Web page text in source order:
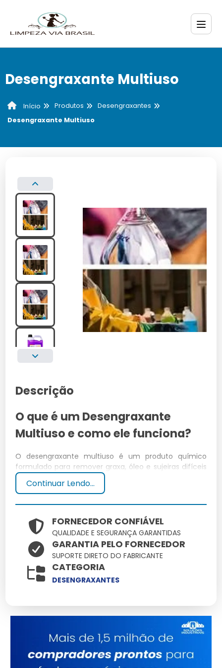
Desengraxante Multiuso
Início Produtos
Desengraxantes
Desengraxante Multiuso
Descrição
O que é um Desengraxante
Multiuso e como ele funciona?
O desengraxante multiuso é um produto químico
formulado para remover graxa, óleo e sujeiras difíceis
de diversas superfícies. Sua eficácia se deve à
capacidade de quebrar partículas de gordura,
Composição química do
desengraxante multiuso
Este produto geralmente contém tensoativos,
solventes e agentes alcalinos que agem em conjunto
para desengordurar de forma eficaz.
Por que optar por um
desengraxante multiuso para
limpeza?
Continuar Lendo...
FORNECEDOR CONFIÁVEL
QUALIDADE E SEGURANÇA GARANTIDAS
GARANTIA PELO FORNECEDOR
SUPORTE DIRETO DO FABRICANTE
CATEGORIA
DESENGRAXANTES